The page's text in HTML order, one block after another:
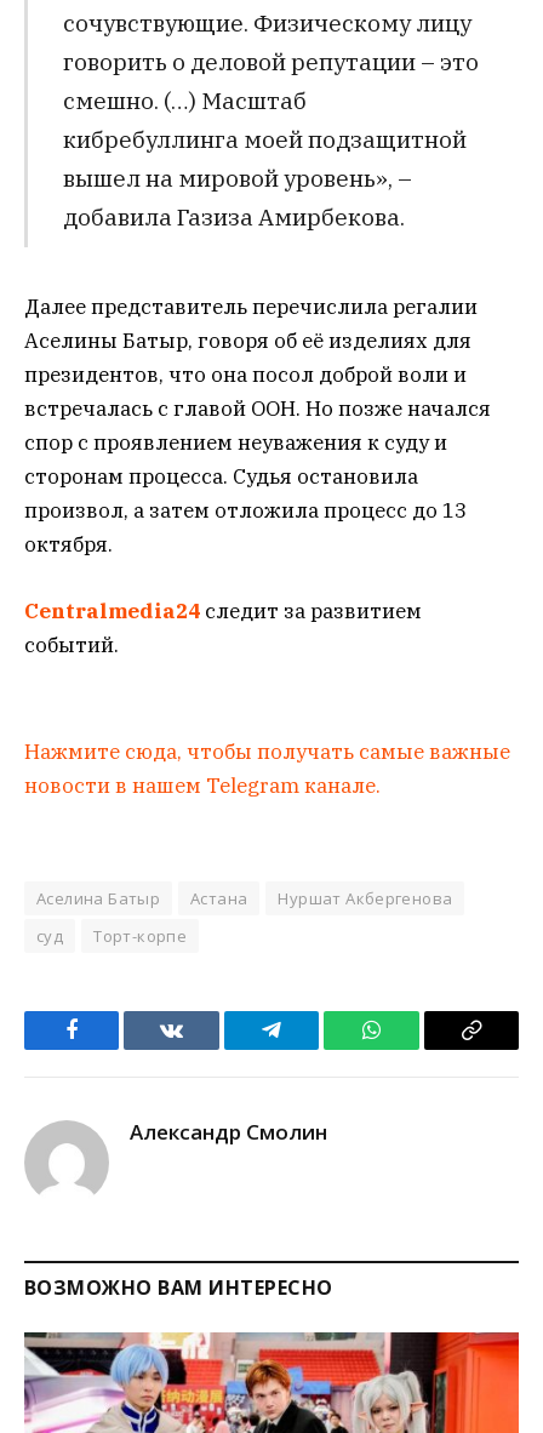
сочувствующие. Физическому лицу
говорить о деловой репутации – это
смешно. (…) Масштаб
кибребуллинга моей подзащитной
вышел на мировой уровень», –
добавила Газиза Амирбекова.
Далее представитель перечислила регалии
Аселины Батыр, говоря об её изделиях для
президентов, что она посол доброй воли и
встречалась с главой ООН. Но позже начался
спор с проявлением неуважения к суду и
сторонам процесса. Судья остановила
произвол, а затем отложила процесс до 13
октября.
Centralmedia24 следит за развитием
событий.
Нажмите сюда, чтобы получать самые важные
новости в нашем Telegram канале.
Аселина Батыр Астана
Нуршат Акбергенова
суд
Торт-корпе
Facebook VKontakteTelegram WhatsApp Copy
Александр Смолин
ВОЗМОЖНО ВАМ ИНТЕРЕСНО